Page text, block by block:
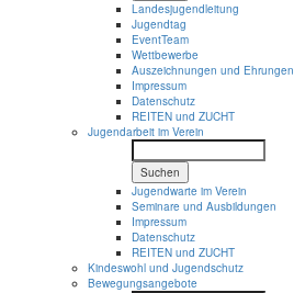
Landesjugendleitung
Jugendtag
EventTeam
Wettbewerbe
Auszeichnungen und Ehrungen
Impressum
Datenschutz
REITEN und ZUCHT
Jugendarbeit im Verein
Suchen
Jugendwarte im Verein
Seminare und Ausbildungen
Impressum
Datenschutz
REITEN und ZUCHT
Kindeswohl und Jugendschutz
Bewegungsangebote